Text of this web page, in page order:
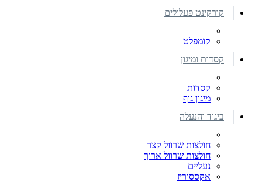
קורקינט פעלולים
קומפלט
קסדות ומיגון
קסדות
מיגון גוף
ביגוד והנעלה
חולצות שרוול קצר
חולצות שרוול ארוך
נעליים
אקססוריז